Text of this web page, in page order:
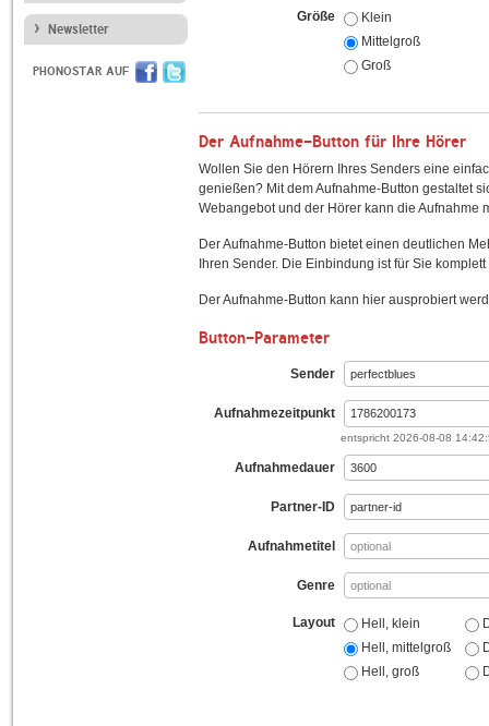
Newsletter
PHONOSTAR AUF
Größe
Klein
Mittelgroß
Groß
Der Aufnahme-Button für Ihre Hörer
Wollen Sie den Hörern Ihres Senders eine
genießen? Mit dem Aufnahme-Button gestaltet
Webangebot und der Hörer kann die Aufnahme
Der Aufnahme-Button bietet einen deutlichen
Ihren Sender. Die Einbindung ist für Sie
Der Aufnahme-Button kann hier ausprobiert
Button-Parameter
Sender
Aufnahmezeitpunkt
entspricht 2026-08-08
Aufnahmedauer
Partner-ID
Aufnahmetitel
Genre
Layout
Hell, klein
Hell, mittelgroß
Hell, groß